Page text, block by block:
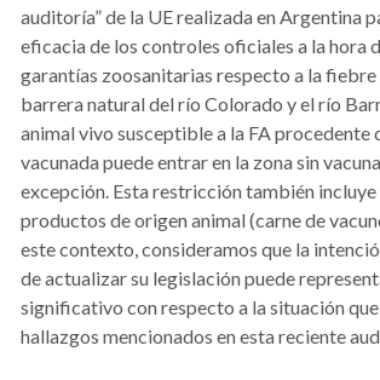
auditoría” de la UE realizada en Argentina
eficacia de los controles oficiales a la hora
garantías zoosanitarias respecto a la fiebre
barrera natural del río Colorado y el río
animal vivo susceptible a la FA procedente
vacunada puede entrar en la zona sin
excepción. Esta restricción también
productos de origen animal (carne de
este contexto, consideramos que la
de actualizar su legislación puede
significativo con respecto a la situación
hallazgos mencionados en esta reciente